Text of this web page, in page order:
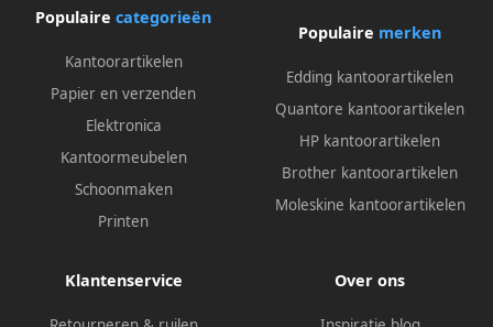
Populaire categorieën
Kantoorartikelen
Papier en verzenden
Elektronica
Kantoormeubelen
Schoonmaken
Printen
Populaire merken
Edding kantoorartikelen
Quantore kantoorartikelen
HP kantoorartikelen
Brother kantoorartikelen
Moleskine kantoorartikelen
Klantenservice Over ons